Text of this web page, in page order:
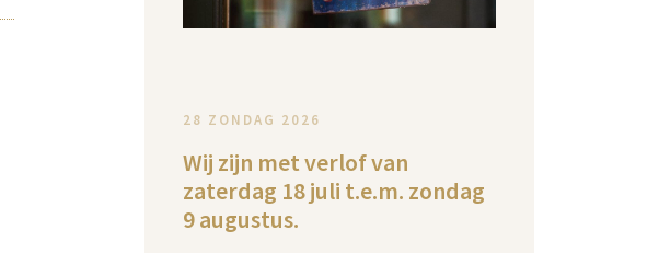
28 ZONDAG 2026
Wij zijn met verlof van
zaterdag 18 juli t.e.m. zondag
9 augustus.